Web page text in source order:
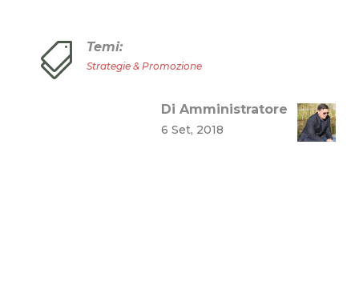
 Temi:
Strategie & Promozione
Di Amministratore
6 Set, 2018